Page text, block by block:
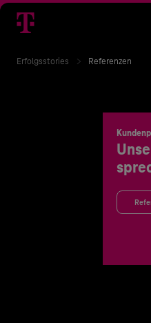
Erfolgsstories Referenzen